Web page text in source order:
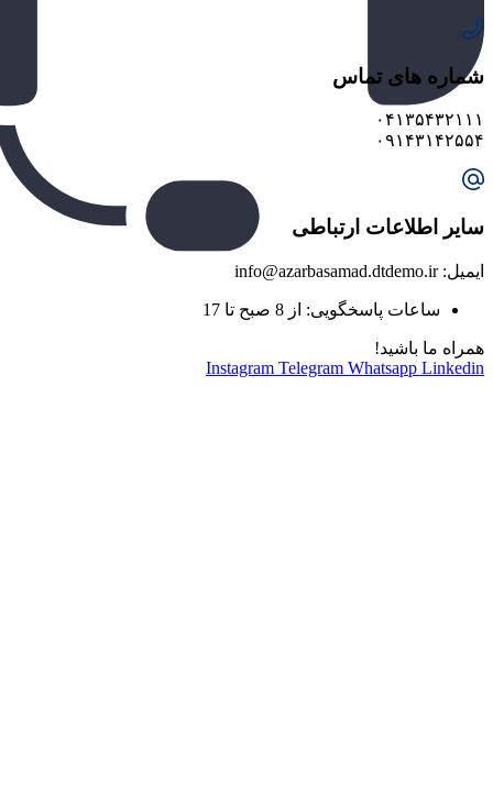
شماره های تماس
۰۴۱۳۵۴۳۲۱۱۱
۰۹۱۴۳۱۴۲۵۵۴
سایر اطلاعات ارتباطی
ایمیل: info@azarbasamad.dtdemo.ir
ساعات پاسخگویی: از 8 صبح تا 17
همراه ما باشید!
Instagram Telegram Whatsapp Linkedin